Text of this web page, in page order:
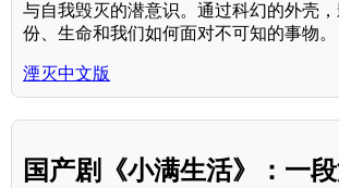
与自我毁灭的潜意识。通过科幻的外壳
份、生命和我们如何面对不可知的事物。
湮灭中文版
国产剧《小满生活》：一